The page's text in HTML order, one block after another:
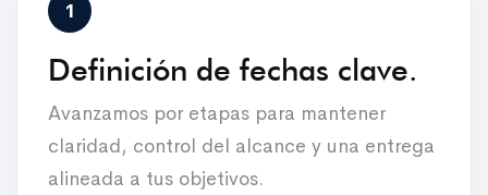
Definición de fechas clave.
Avanzamos por etapas para mantener
claridad, control del alcance y una entrega
alineada a tus objetivos.